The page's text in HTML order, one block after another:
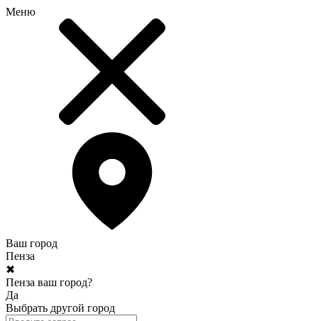
Меню
Ваш город
Пенза
✖
Пенза ваш город?
Да
Выбрать другой город